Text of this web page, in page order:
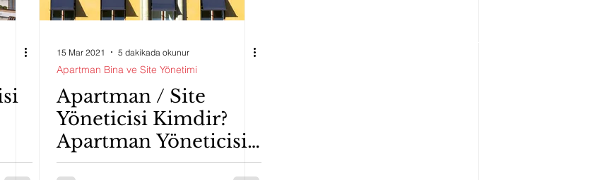
15 Mar 2021 5 dakikada okunur
Apartman Bina ve Site Yönetimi
Apartman / Site
Yöneticisi Kimdir?
Apartman Yöneticisi
Nasıl Seçilir?